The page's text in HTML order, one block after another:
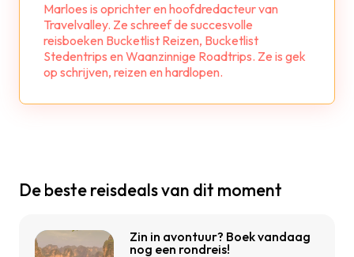
Marloes is oprichter en hoofdredacteur van
Travelvalley. Ze schreef de succesvolle
reisboeken Bucketlist Reizen, Bucketlist
Stedentrips en Waanzinnige Roadtrips. Ze is gek
op schrijven, reizen en hardlopen.
De beste reisdeals van dit moment
Zin in avontuur? Boek vandaag
nog een rondreis!